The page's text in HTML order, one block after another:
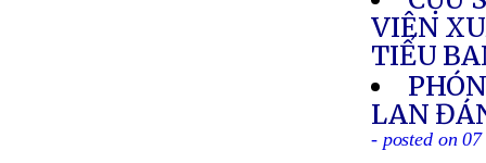
VIÊN
TIỂU
LAN
- posted on